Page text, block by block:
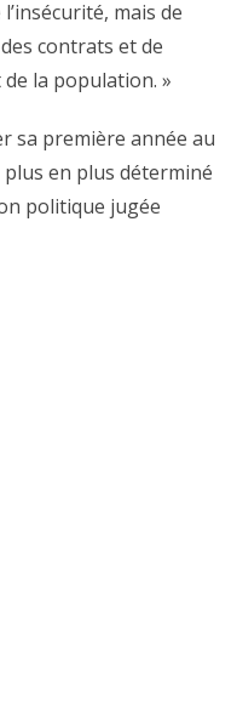
mais de
contrats et de
la population. »
sa première année au
en plus déterminé
politique jugée